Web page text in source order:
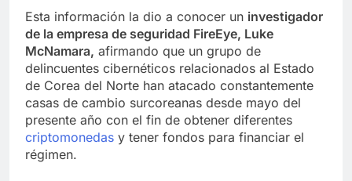
Esta información la dio a conocer un investigador
de la empresa de seguridad FireEye, Luke
McNamara, afirmando que un grupo de
delincuentes cibernéticos relacionados al Estado
de Corea del Norte han atacado constantemente
casas de cambio surcoreanas desde mayo del
presente año con el fin de obtener diferentes
criptomonedas y tener fondos para financiar el
régimen.